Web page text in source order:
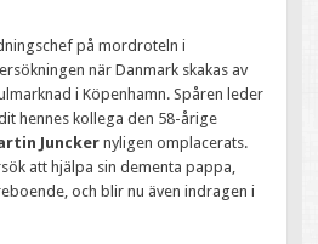
på mordroteln i
när Danmark skakas av
i Köpenhamn. Spåren leder
hennes kollega den 58-årige
Juncker nyligen omplacerats.
att hjälpa sin dementa pappa,
och blir nu även indragen i